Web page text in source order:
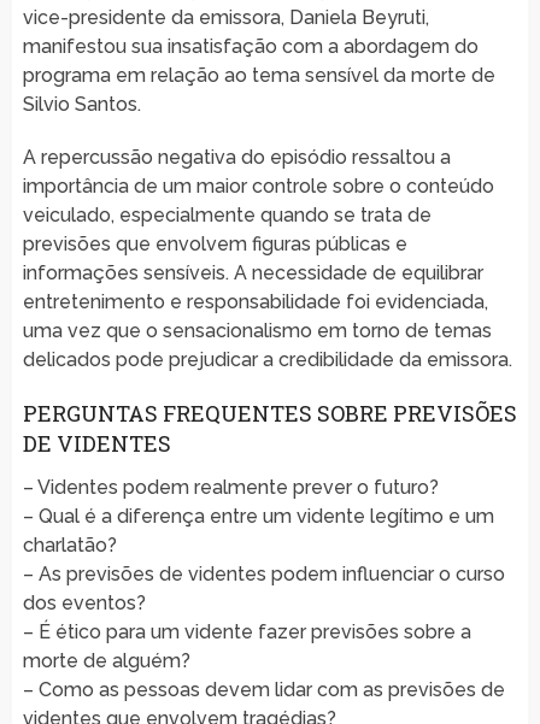
vice-presidente da emissora, Daniela Beyruti,
manifestou sua insatisfação com a abordagem do
programa em relação ao tema sensível da morte de
Silvio Santos.
A repercussão negativa do episódio ressaltou a
importância de um maior controle sobre o conteúdo
veiculado, especialmente quando se trata de
previsões que envolvem figuras públicas e
informações sensíveis. A necessidade de equilibrar
entretenimento e responsabilidade foi evidenciada,
uma vez que o sensacionalismo em torno de temas
delicados pode prejudicar a credibilidade da emissora.
PERGUNTAS FREQUENTES SOBRE PREVISÕES
DE VIDENTES
– Videntes podem realmente prever o futuro?
– Qual é a diferença entre um vidente legítimo e um
charlatão?
– As previsões de videntes podem influenciar o curso
dos eventos?
– É ético para um vidente fazer previsões sobre a
morte de alguém?
– Como as pessoas devem lidar com as previsões de
videntes que envolvem tragédias?